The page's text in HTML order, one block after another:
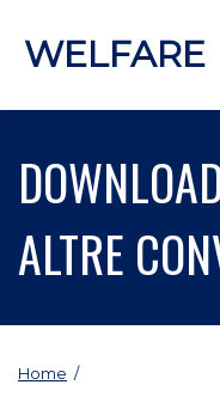
WELFARE
ALTRE
Home /